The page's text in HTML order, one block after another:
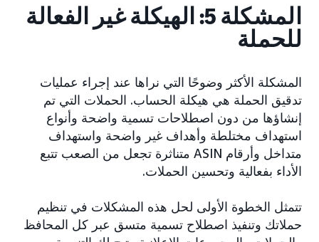
المشكلة 5: الهيكلة غير الفعالة
للحملة
المشكلة الأكثر وضوحًا التي نراها عند إجراء عمليات
تدقيق الحملة هي هيكلة الحساب. الحملات التي تم
إنشاؤها من دون اصطلاحات تسمية واضحة وأنواع
استهداف مختلطة وأهداف غير واضحة واستهداف
متداخل وأرقام ASIN متناثرة تجعل من الصعب تتبع
الأداء بفعالية وتحسين الحملات.
تتمثل الخطوة الأولى لحل هذه المشكلات في تنظيم
حملاتك وتنفيذ اصطلاح تسمية متسق عبر كل المحافظ